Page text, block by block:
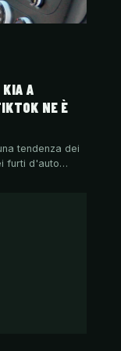
KIA A
NE È
tendenza dei
furti d'auto…